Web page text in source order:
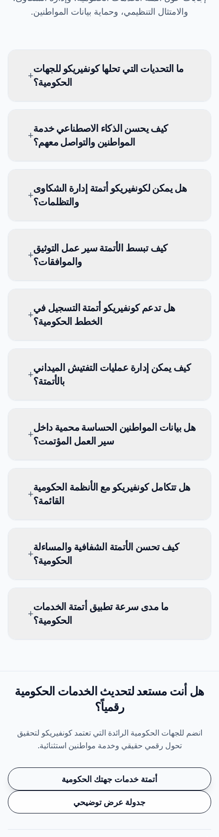
والامتثال التنظيمي، وحماية بيانات المواطنين.
ما التحديات التي تحلها كونفيريكو للجهات
الحكومية؟
+
كيف يحسن الذكاء الاصطناعي خدمة
المواطنين والتواصل معهم؟
+
هل يمكن لكونفيريكو أتمتة إدارة الشكاوى
والتظلمات؟
+
كيف تبسط الأتمتة سير عمل التوثيق
والموافقات؟
+
هل تدعم كونفيريكو أتمتة التسجيل في
الخطط الحكومية؟
+
كيف يمكن إدارة عمليات التفتيش الميداني
بالأتمتة؟
+
هل بيانات المواطنين الحساسة محمية داخل
سير العمل المؤتمت؟
+
هل تتكامل كونفيريكو مع الأنظمة الحكومية
القائمة؟
+
كيف تحسن الأتمتة الشفافية والمساءلة
الحكومية؟
+
ما مدى سرعة تطبيق أتمتة الخدمات
الحكومية؟
+
هل أنت مستعد لتحديثالخدمات الحكومية
رقمياً؟
انضم للجهات الحكومية الرائدة التي تعتمد كونفيريكو لتحقيق
تحول رقمي حقيقي وخدمة مواطنين استثنائية.
أتمتة خدمات جهتك الحكومية
جدولة عرض توضيحي